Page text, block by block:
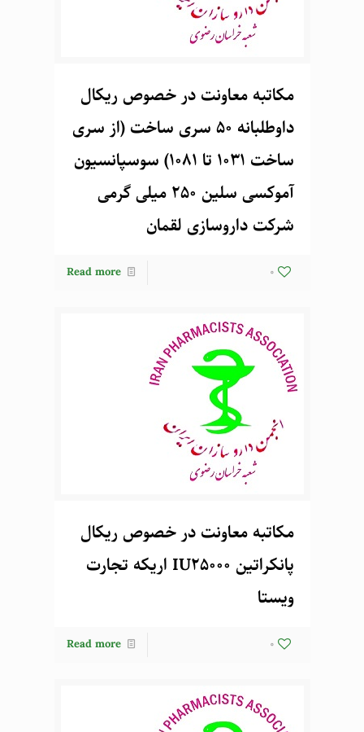
مکاتبه معاونت در خصوص ریکال
داوطلبانه 50 سری ساخت (از سری
ساخت 1031 تا 1081) سوسپانسیون
آموکسی سلین 250 میلی گرمی
شرکت داروسازی لقمان
0
Read more
مکاتبه معاونت در خصوص ریکال
پانکراتین IU25000 اریکه تجارت
ویستا
0
Read more